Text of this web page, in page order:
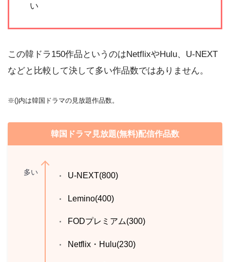
い
この韓ドラ150作品というのはNetflixやHulu、U-NEXT
などと比較して決して多い作品数ではありません。
※()内は韓国ドラマの見放題作品数。
韓国ドラマ見放題(無料)配信作品数
多い U-NEXT(800)
Lemino(400)
FODプレミアム(300)
Netflix・Hulu(230)